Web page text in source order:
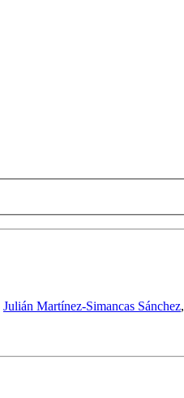
Julián Martínez-Simancas Sánchez,